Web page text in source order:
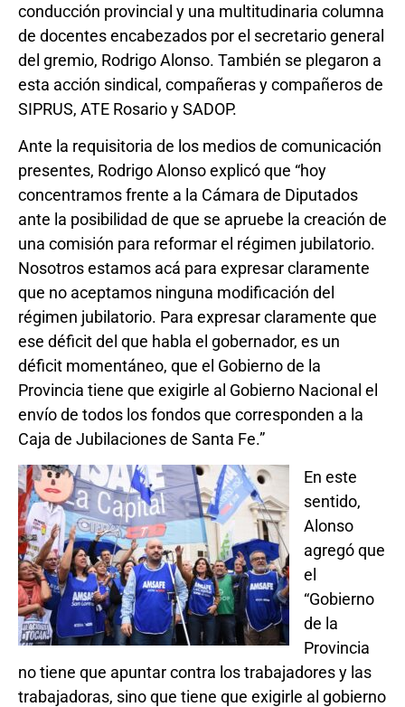
conducción provincial y una multitudinaria columna
de docentes encabezados por el secretario general
del gremio, Rodrigo Alonso. También se plegaron a
esta acción sindical, compañeras y compañeros de
SIPRUS, ATE Rosario y SADOP.
Ante la requisitoria de los medios de comunicación
presentes, Rodrigo Alonso explicó que “hoy
concentramos frente a la Cámara de Diputados
ante la posibilidad de que se apruebe la creación de
una comisión para reformar el régimen jubilatorio.
Nosotros estamos acá para expresar claramente
que no aceptamos ninguna modificación del
régimen jubilatorio. Para expresar claramente que
ese déficit del que habla el gobernador, es un
déficit momentáneo, que el Gobierno de la
Provincia tiene que exigirle al Gobierno Nacional el
envío de todos los fondos que corresponden a la
Caja de Jubilaciones de Santa Fe.”
En este
sentido,
Alonso
agregó que
el
“Gobierno
de la
Provincia
no tiene que apuntar contra los trabajadores y las
trabajadoras, sino que tiene que exigirle al gobierno